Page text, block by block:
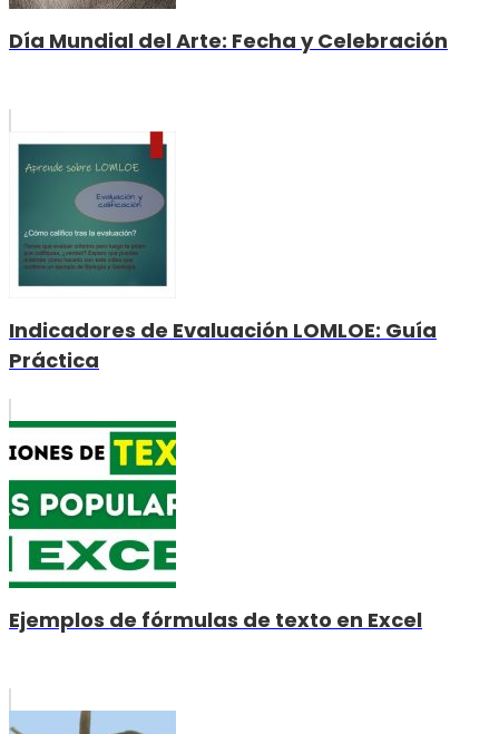
Día Mundial del Arte: Fecha y Celebración
Indicadores de Evaluación LOMLOE: Guía
Práctica
Ejemplos de fórmulas de texto en Excel